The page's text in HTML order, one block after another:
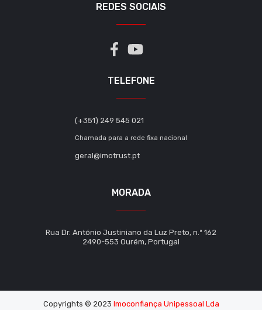
REDES SOCIAIS
TELEFONE
(+351) 249 545 021
Chamada para a rede fixa nacional
geral@imotrust.pt
MORADA
Rua Dr. António Justiniano da Luz Preto, n.º 162
2490-553 Ourém, Portugal
Copyrights © 2023 Imoconfiança Unipessoal Lda